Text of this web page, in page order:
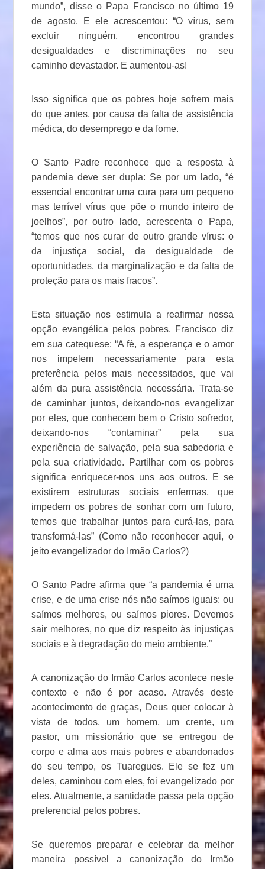
mundo”, disse o Papa Francisco no último 19
de agosto. E ele acrescentou: “O vírus, sem
excluir ninguém, encontrou grandes
desigualdades e discriminações no seu
caminho devastador. E aumentou-as!
Isso significa que os pobres hoje sofrem mais
do que antes, por causa da falta de assistência
médica, do desemprego e da fome.
O Santo Padre reconhece que a resposta à
pandemia deve ser dupla: Se por um lado, “é
essencial encontrar uma cura para um pequeno
mas terrível vírus que põe o mundo inteiro de
joelhos”, por outro lado, acrescenta o Papa,
“temos que nos curar de outro grande vírus: o
da injustiça social, da desigualdade de
oportunidades, da marginalização e da falta de
proteção para os mais fracos”.
Esta situação nos estimula a reafirmar nossa
opção evangélica pelos pobres. Francisco diz
em sua catequese: “A fé, a esperança e o amor
nos impelem necessariamente para esta
preferência pelos mais necessitados, que vai
além da pura assistência necessária. Trata-se
de caminhar juntos, deixando-nos evangelizar
por eles, que conhecem bem o Cristo sofredor,
deixando-nos “contaminar” pela sua
experiência de salvação, pela sua sabedoria e
pela sua criatividade. Partilhar com os pobres
significa enriquecer-nos uns aos outros. E se
existirem estruturas sociais enfermas, que
impedem os pobres de sonhar com um futuro,
temos que trabalhar juntos para curá-las, para
transformá-las” (Como não reconhecer aqui, o
jeito evangelizador do Irmão Carlos?)
O Santo Padre afirma que “a pandemia é uma
crise, e de uma crise nós não saímos iguais: ou
saímos melhores, ou saímos piores. Devemos
sair melhores, no que diz respeito às injustiças
sociais e à degradação do meio ambiente.”
A canonização do Irmão Carlos acontece neste
contexto e não é por acaso. Através deste
acontecimento de graças, Deus quer colocar à
vista de todos, um homem, um crente, um
pastor, um missionário que se entregou de
corpo e alma aos mais pobres e abandonados
do seu tempo, os Tuaregues. Ele se fez um
deles, caminhou com eles, foi evangelizado por
eles. Atualmente, a santidade passa pela opção
preferencial pelos pobres.
Se queremos preparar e celebrar da melhor
maneira possível a canonização do Irmão